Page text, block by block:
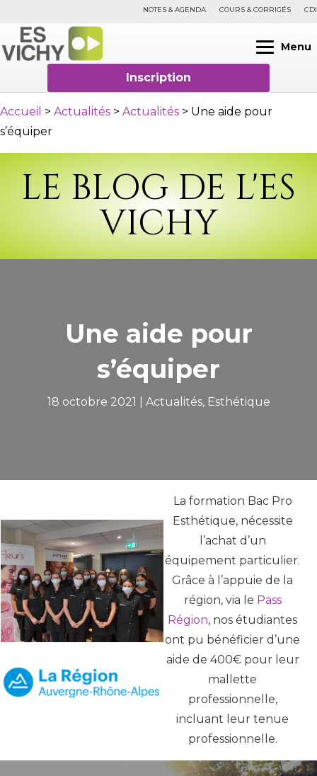
NOTES & AGENDA COURS & CORRIGÉS CDI
Menu
Inscription
Accueil > Actualités > Actualités > Une aide pour
s’équiper
LE BLOG DE L'ES
VICHY
Une aide pour
s’équiper
18 octobre 2021 | Actualités, Esthétique
La formation Bac Pro
Esthétique, nécessite
l’achat d’un
équipement particulier.
Grâce à l’appuie de la
région, via le Pass
Région, nos étudiantes
ont pu bénéficier d’une
aide de 400€ pour leur
mallette
professionnelle,
incluant leur tenue
professionnelle.